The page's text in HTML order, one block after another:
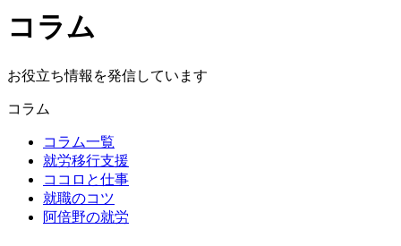
ー
を
閉
す
る
コラム
お役立ち情報を発信しています
コラム
コラム一覧
就労移行支援
ココロと仕事
就職のコツ
阿倍野の就労